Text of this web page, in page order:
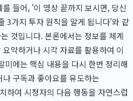
들어, '이 영상 끝까지 보시면, 당신
3가지 투자 원칙을 알게 됩니다'와 같
것입니다. 본론에서는 정보를 체계
약하거나 시각 자료를 활용하여 이
미에는 핵심 내용을 다시 한번 정리해
구독과 좋아요를 유도하는
여 시청자의 다음 행동을 자연스럽